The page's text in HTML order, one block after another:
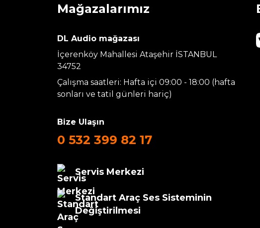
Mağazalarımız
DL Audio mağazası
İçerenköy Mahallesi Ataşehir İSTANBUL
34752
Çalışma saatleri: Hafta içi 09:00 - 18:00 (hafta
sonları ve tatil günleri hariç)
Bize Ulaşın
0 532 399 82 17
Servis Merkezi
Standart Araç Ses Sisteminin
Değiştirilmesi